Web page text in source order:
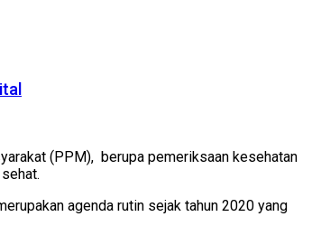
(PPM), berupa pemeriksaan kesehatan
agenda rutin sejak tahun 2020 yang